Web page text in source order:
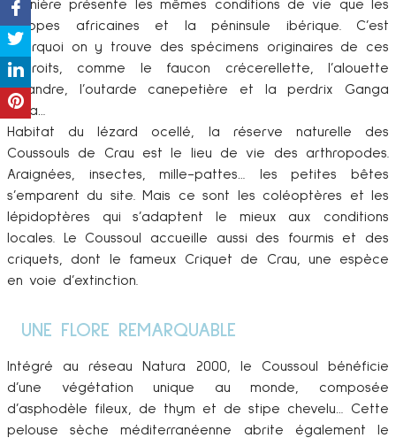
dernière présente les mêmes conditions de vie que les
steppes africaines et la péninsule ibérique. C’est
pourquoi on y trouve des spécimens originaires de ces
endroits, comme le faucon crécerellette, l’alouette
calandre, l’outarde canepetière et la perdrix Ganga
cata…
Habitat du lézard ocellé, la réserve naturelle des
Coussouls de Crau est le lieu de vie des arthropodes.
Araignées, insectes, mille-pattes… les petites bêtes
s’emparent du site. Mais ce sont les coléoptères et les
lépidoptères qui s’adaptent le mieux aux conditions
locales. Le Coussoul accueille aussi des fourmis et des
criquets, dont le fameux Criquet de Crau, une espèce
en voie d’extinction.
UNE FLORE REMARQUABLE
Intégré au réseau Natura 2000, le Coussoul bénéficie
d’une végétation unique au monde, composée
d’asphodèle fileux, de thym et de stipe chevelu… Cette
pelouse sèche méditerranéenne abrite également le